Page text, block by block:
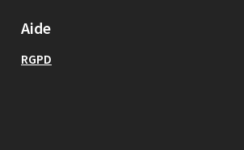
Aide
RGPD